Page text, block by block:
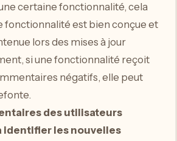
certaine fonctionnalité, cela
fonctionnalité est bien conçue et
lors des mises à jour
si une fonctionnalité reçoit
négatifs, elle peut
des utilisateurs
identifier les nouvelles